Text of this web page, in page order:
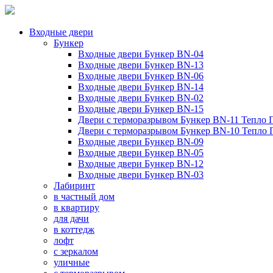
Входные двери
Бункер
Входные двери Бункер BN-04
Входные двери Бункер BN-13
Входные двери Бункер BN-06
Входные двери Бункер BN-14
Входные двери Бункер BN-02
Входные двери Бункер BN-15
Двери с терморазрывом Бункер BN-11 Тепло
Двери с терморазрывом Бункер BN-10 Тепло
Входные двери Бункер BN-09
Входные двери Бункер BN-05
Входные двери Бункер BN-12
Входные двери Бункер BN-03
Лабиринт
в частный дом
в квартиру
для дачи
в коттедж
лофт
с зеркалом
уличные